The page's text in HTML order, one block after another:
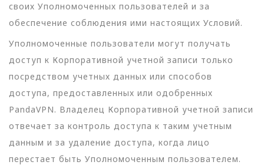
своих Уполномоченных пользователей и за
обеспечение соблюдения ими настоящих Условий.
Уполномоченные пользователи могут получать
доступ к Корпоративной учетной записи только
посредством учетных данных или способов
доступа, предоставленных или одобренных
PandaVPN. Владелец Корпоративной учетной записи
отвечает за контроль доступа к таким учетным
данным и за удаление доступа, когда лицо
перестает быть Уполномоченным пользователем.